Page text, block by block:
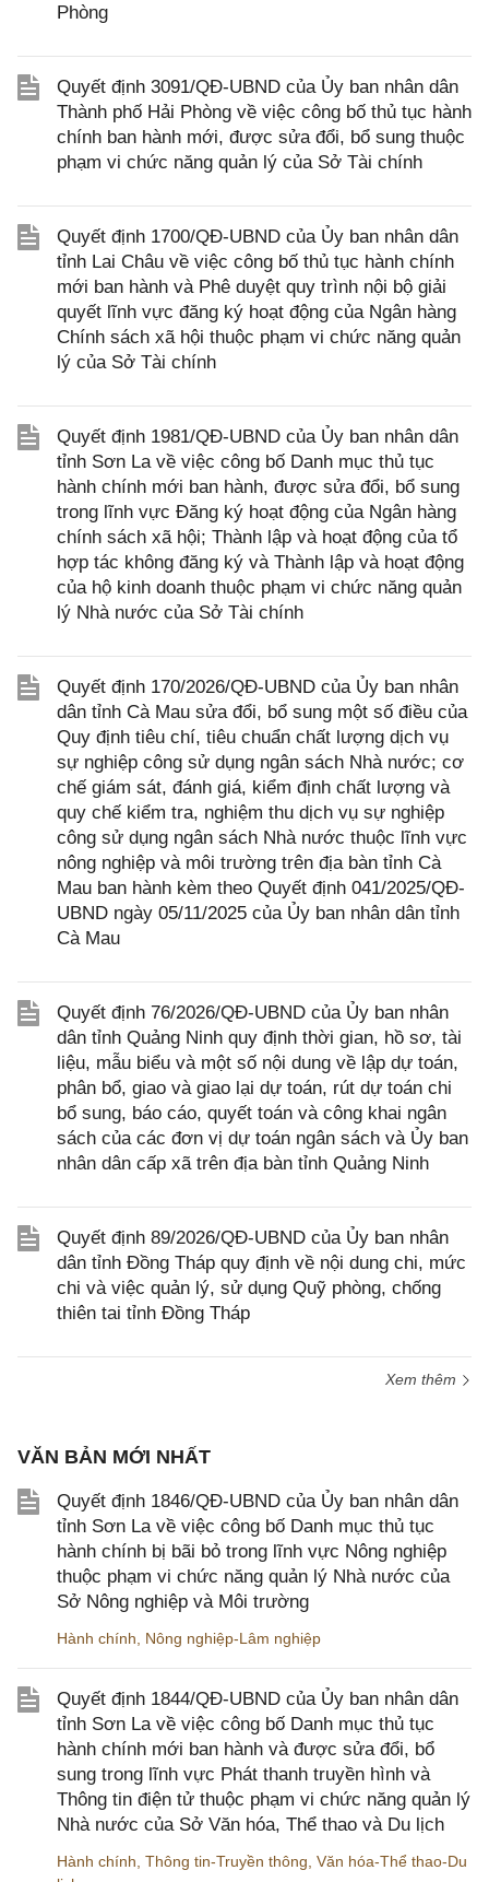
Phòng
Quyết định 3091/QĐ-UBND của Ủy ban nhân dân
Thành phố Hải Phòng về việc công bố thủ tục hành
chính ban hành mới, được sửa đổi, bổ sung thuộc
phạm vi chức năng quản lý của Sở Tài chính
Quyết định 1700/QĐ-UBND của Ủy ban nhân dân
tỉnh Lai Châu về việc công bố thủ tục hành chính
mới ban hành và Phê duyệt quy trình nội bộ giải
quyết lĩnh vực đăng ký hoạt động của Ngân hàng
Chính sách xã hội thuộc phạm vi chức năng quản
lý của Sở Tài chính
Quyết định 1981/QĐ-UBND của Ủy ban nhân dân
tỉnh Sơn La về việc công bố Danh mục thủ tục
hành chính mới ban hành, được sửa đổi, bổ sung
trong lĩnh vực Đăng ký hoạt động của Ngân hàng
chính sách xã hội; Thành lập và hoạt động của tổ
hợp tác không đăng ký và Thành lập và hoạt động
của hộ kinh doanh thuộc phạm vi chức năng quản
lý Nhà nước của Sở Tài chính
Quyết định 170/2026/QĐ-UBND của Ủy ban nhân
dân tỉnh Cà Mau sửa đổi, bổ sung một số điều của
Quy định tiêu chí, tiêu chuẩn chất lượng dịch vụ
sự nghiệp công sử dụng ngân sách Nhà nước; cơ
chế giám sát, đánh giá, kiểm định chất lượng và
quy chế kiểm tra, nghiệm thu dịch vụ sự nghiệp
công sử dụng ngân sách Nhà nước thuộc lĩnh vực
nông nghiệp và môi trường trên địa bàn tỉnh Cà
Mau ban hành kèm theo Quyết định 041/2025/QĐ-
UBND ngày 05/11/2025 của Ủy ban nhân dân tỉnh
Cà Mau
Quyết định 76/2026/QĐ-UBND của Ủy ban nhân
dân tỉnh Quảng Ninh quy định thời gian, hồ sơ, tài
liệu, mẫu biểu và một số nội dung về lập dự toán,
phân bổ, giao và giao lại dự toán, rút dự toán chi
bổ sung, báo cáo, quyết toán và công khai ngân
sách của các đơn vị dự toán ngân sách và Ủy ban
nhân dân cấp xã trên địa bàn tỉnh Quảng Ninh
Quyết định 89/2026/QĐ-UBND của Ủy ban nhân
dân tỉnh Đồng Tháp quy định về nội dung chi, mức
chi và việc quản lý, sử dụng Quỹ phòng, chống
thiên tai tỉnh Đồng Tháp
Xem thêm
VĂN BẢN MỚI NHẤT
Quyết định 1846/QĐ-UBND của Ủy ban nhân dân
tỉnh Sơn La về việc công bố Danh mục thủ tục
hành chính bị bãi bỏ trong lĩnh vực Nông nghiệp
thuộc phạm vi chức năng quản lý Nhà nước của
Sở Nông nghiệp và Môi trường
Hành chính Nông nghiệp-Lâm nghiệp
Quyết định 1844/QĐ-UBND của Ủy ban nhân dân
tỉnh Sơn La về việc công bố Danh mục thủ tục
hành chính mới ban hành và được sửa đổi, bổ
sung trong lĩnh vực Phát thanh truyền hình và
Thông tin điện tử thuộc phạm vi chức năng quản lý
Nhà nước của Sở Văn hóa, Thể thao và Du lịch
Hành chính Thông tin-Truyền thông Văn hóa-Thể thao-Du